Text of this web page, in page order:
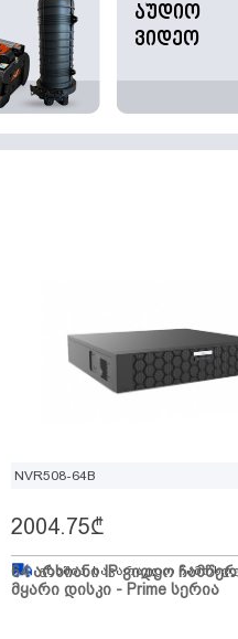
აუდიო
ვიდეო
NVR508-64B
64 არხიანი IP ვიდეო
მყარი დისკი - Prime სერია
2004.75₾
გზაშია, სავარაუდო